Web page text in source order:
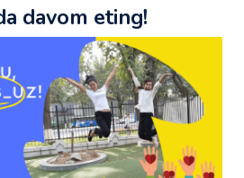
davom eting!